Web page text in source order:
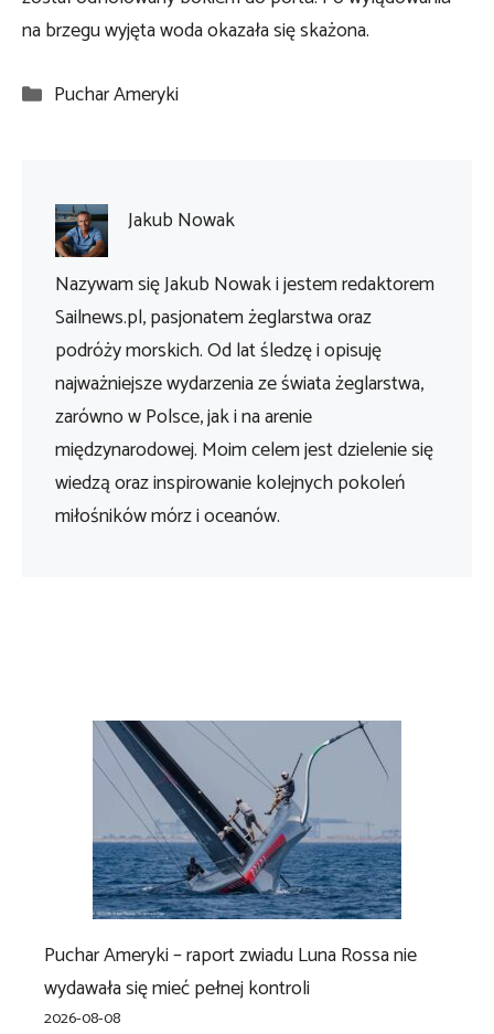
na brzegu wyjęta woda okazała się skażona.
Kategorie
Puchar Ameryki
Jakub Nowak
Nazywam się Jakub Nowak i jestem redaktorem
Sailnews.pl, pasjonatem żeglarstwa oraz
podróży morskich. Od lat śledzę i opisuję
najważniejsze wydarzenia ze świata żeglarstwa,
zarówno w Polsce, jak i na arenie
międzynarodowej. Moim celem jest dzielenie się
wiedzą oraz inspirowanie kolejnych pokoleń
miłośników mórz i oceanów.
Puchar Ameryki – raport zwiadu Luna Rossa nie
wydawała się mieć pełnej kontroli
2026-08-08